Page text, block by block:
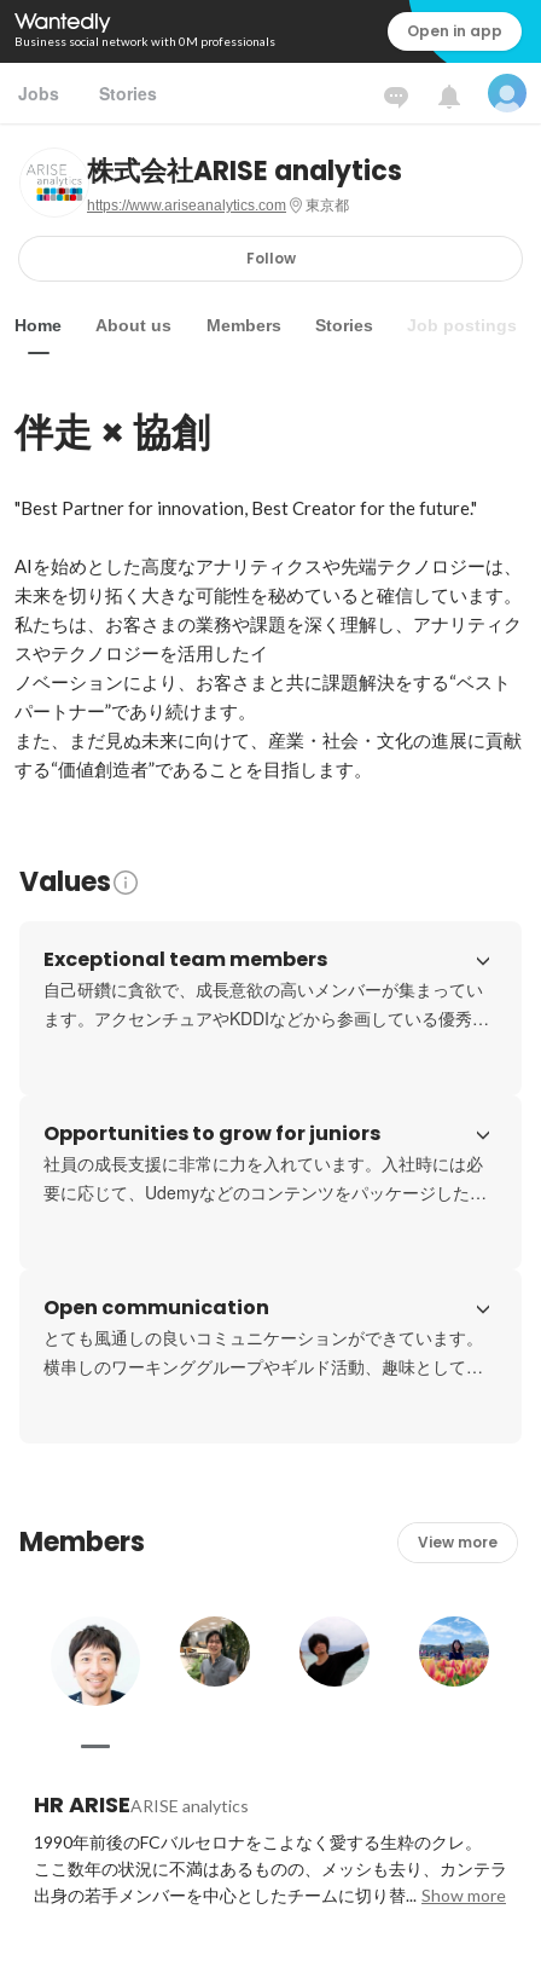
Business social network with 0M professionals Open in app
Jobs Stories
株式会社ARISE analytics
https://www.ariseanalytics.com 東京都
Follow
Home About us Members Stories Job postings
伴走 × 協創
"Best Partner for innovation, Best Creator for the future."
AIを始めとした高度なアナリティクスや先端テクノロジーは、
未来を切り拓く大きな可能性を秘めていると確信しています。
私たちは、お客さまの業務や課題を深く理解し、アナリティク
スやテクノロジーを活用したイ
ノベーションにより、お客さまと共に課題解決をする“ベスト
パートナー”であり続けます。
また、まだ見ぬ未来に向けて、産業・社会・文化の進展に貢献
する“価値創造者”であることを目指します。
Values
Exceptional team members
自己研鑽に貪欲で、成長意欲の高いメンバーが集まってい
ます。アクセンチュアやKDDIなどから参画している優秀な
Opportunities to grow for juniors
社員の成長支援に非常に力を入れています。入社時には必
要に応じて、UdemyなどのコンテンツをパッケージしたOff-
さらに、成長支援のための学習時間も確保しており、全社
的に就業時間内の一部を自己研鑽に充てるConcentration
Timeを設けています。
Open communication
とても風通しの良いコミュニケーションができています。
横串しのワーキンググループやギルド活動、趣味としての
Members View more
HR ARISEARISE analytics
1990年前後のFCバルセロナをこよなく愛する生粋のクレ。
ここ数年の状況に不満はあるものの、メッシも去り、カンテラ
出身の若手メンバーを中心としたチームに切り替... Show more